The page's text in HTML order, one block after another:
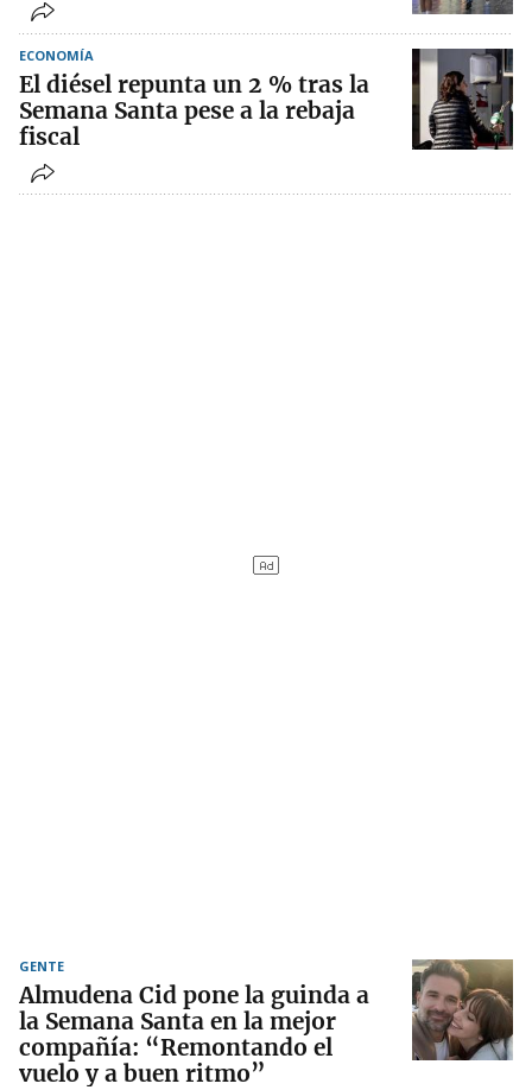
ECONOMÍA
El diésel repunta un 2 % tras la
Semana Santa pese a la rebaja
fiscal
GENTE
Almudena Cid pone la guinda a
la Semana Santa en la mejor
compañía: “Remontando el
vuelo y a buen ritmo”